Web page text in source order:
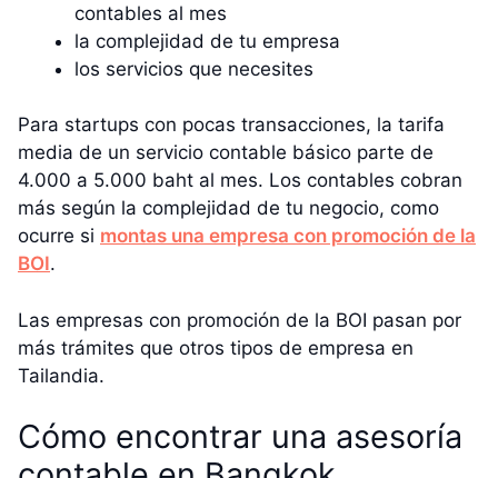
contables al mes
la complejidad de tu empresa
los servicios que necesites
Para startups con pocas transacciones, la tarifa
media de un servicio contable básico parte de
4.000 a 5.000 baht al mes. Los contables cobran
más según la complejidad de tu negocio, como
ocurre si montas una empresa con promoción de la
BOI.
Las empresas con promoción de la BOI pasan por
más trámites que otros tipos de empresa en
Tailandia.
Cómo encontrar una asesoría